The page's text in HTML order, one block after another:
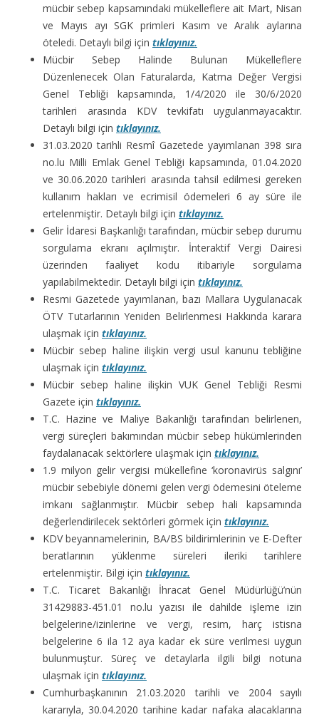
mücbir sebep kapsamındaki mükelleflere ait Mart, Nisan
ve Mayıs ayı SGK primleri Kasım ve Aralık aylarına
öteledi. Detaylı bilgi için tıklayınız.
Mücbir Sebep Halinde Bulunan Mükelleflere
Düzenlenecek Olan Faturalarda, Katma Değer Vergisi
Genel Tebliği kapsamında, 1/4/2020 ile 30/6/2020
tarihleri arasında KDV tevkifatı uygulanmayacaktır.
Detaylı bilgi için tıklayınız.
31.03.2020 tarihli Resmî Gazetede yayımlanan 398 sıra
no.lu Milli Emlak Genel Tebliği kapsamında, 01.04.2020
ve 30.06.2020 tarihleri arasında tahsil edilmesi gereken
kullanım hakları ve ecrimisil ödemeleri 6 ay süre ile
ertelenmiştir. Detaylı bilgi için tıklayınız.
Gelir İdaresi Başkanlığı tarafından, mücbir sebep durumu
sorgulama ekranı açılmıştır. İnteraktif Vergi Dairesi
üzerinden faaliyet kodu itibariyle sorgulama
yapılabilmektedir. Detaylı bilgi için tıklayınız.
Resmi Gazetede yayımlanan, bazı Mallara Uygulanacak
ÖTV Tutarlarının Yeniden Belirlenmesi Hakkında karara
ulaşmak için tıklayınız.
Mücbir sebep haline ilişkin vergi usul kanunu tebliğine
ulaşmak için tıklayınız.
Mücbir sebep haline ilişkin VUK Genel Tebliği Resmi
Gazete için tıklayınız.
T.C. Hazine ve Maliye Bakanlığı tarafından belirlenen,
vergi süreçleri bakımından mücbir sebep hükümlerinden
faydalanacak sektörlere ulaşmak için tıklayınız.
1.9 milyon gelir vergisi mükellefine ‘koronavirüs salgını’
mücbir sebebiyle dönemi gelen vergi ödemesini öteleme
imkanı sağlanmıştır. Mücbir sebep hali kapsamında
değerlendirilecek sektörleri görmek için tıklayınız.
KDV beyannamelerinin, BA/BS bildirimlerinin ve E-Defter
beratlarının yüklenme süreleri ileriki tarihlere
ertelenmiştir. Bilgi için tıklayınız.
T.C. Ticaret Bakanlığı İhracat Genel Müdürlüğü’nün
31429883-451.01 no.lu yazısı ile dahilde işleme izin
belgelerine/izinlerine ve vergi, resim, harç istisna
belgelerine 6 ila 12 aya kadar ek süre verilmesi uygun
bulunmuştur. Süreç ve detaylarla ilgili bilgi notuna
ulaşmak için tıklayınız.
Cumhurbaşkanının 21.03.2020 tarihli ve 2004 sayılı
kararıyla, 30.04.2020 tarihine kadar nafaka alacaklarına